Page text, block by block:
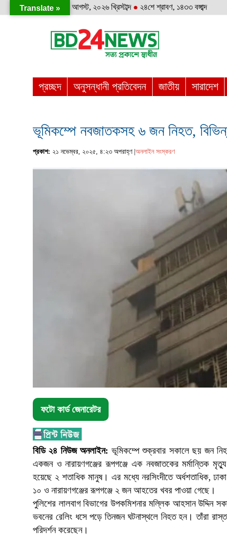
শনিবার ● ৮ই আগস্ট, ২০২৬ খ্রিস্টাব্দ ● ২৪শে শ্রাবণ, ১৪৩৩ বঙ্গাব্দ
প্রচ্ছদ অনুসন্ধানী প্রতিবেদন জাতীয় সারাদেশ
ভূমিকম্পে নবজাতকসহ ৬ জন নিহত,
প্রকাশ: ২১ নভেম্বর, ২০২৫, ৪:২৩ অপরাহ্ণ | অনলাইন সংস্করণ
ফটো কার্ড জেনারেটর
বিডি ২৪ নিউজ অনলাইন: ভূমিকম্পে শুক্রবার সকালে ছয় জন
একজন ও নারায়ণগঞ্জের রূপগঞ্জে এক নবজাতকের মর্মান্তিক
হয়েছে ২ শতাধিক মানুষ। এর মধ্যে নরসিংদীতে অর্ধশতাধিক,
১০ ও নারায়ণগঞ্জের রূপগঞ্জে ২ জন আহতের খবর পাওয়া গেছে।
পুলিশের লালবাগ বিভাগের উপকমিশনার মল্লিক আহসান উদ্দিন
ভবনের রেলিং ধসে পড়ে তিনজন ঘটনাস্থলে নিহত হন। তাঁরা
পরিদর্শন করেছেন।
Translate »